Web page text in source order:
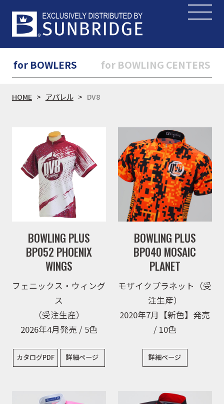
for BOWLERS for BOWLING CENTERS
HOME アパレル DV8
BOWLING PLUS
BP052 PHOENIX
WINGS
フェニックス・ウィング
ス
（受注生産）
2026年4月発売 / 5色
カタログPDF 詳細ページ
BOWLING PLUS
BP040 MOSAIC
PLANET
モザイクプラネット（受
注生産）
2020年7月【新色】発売
/ 10色
詳細ページ